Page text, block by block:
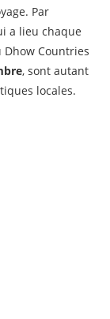
Par
a lieu chaque
Countries
, sont autant
locales.